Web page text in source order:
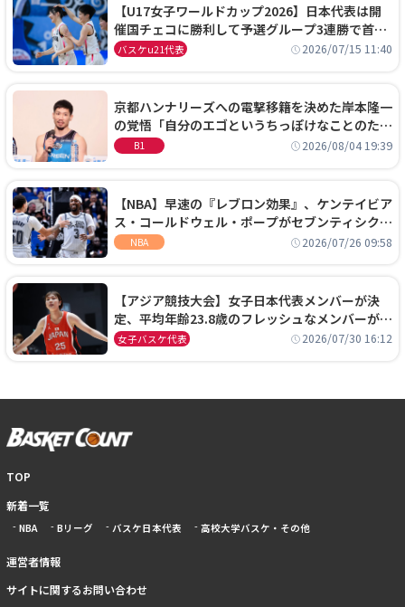
【U17女子ワールドカップ2026】日本代表は開
催国チェコに勝利して予選グループ3連勝で首位
通過！準々決勝の相手はエジプトに決定
バスケu21代表 2026/07/15 11:40
京都ハンナリーズへの電撃移籍を決めた岸本隆一
の覚悟「自分のエゴというちっぽけなことのため
に、京都に来たわけではない」
B1 2026/08/04 19:39
【NBA】早速の『レブロン効果』、ケンテイビア
ス・コールドウェル・ポープがセブンティシクサ
ーズに1年契約で加入
NBA 2026/07/26 09:58
【アジア競技大会】女子日本代表メンバーが決
定、平均年齢23.8歳のフレッシュなメンバーが日
本開催の大舞台で頂点を狙う
女子バスケ代表 2026/07/30 16:12
TOP
新着一覧
NBA Bリーグ バスケ日本代表 高校大学バスケ・その他
運営者情報
サイトに関するお問い合わせ